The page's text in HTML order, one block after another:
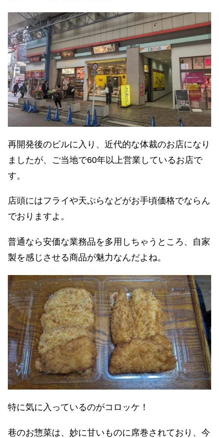
再開発後のビルに入り、近代的な体裁のお店になり
ましたが、ご当地で60年以上営業しているお店で
す。
店頭にはフライや天ぷらなどがお手頃価格でならん
でおりますよ。
普通なら安価な業務品を多用しちゃうところ、自家
製を感じさせる商品が魅力なんだよね。
特に気に入っているのがコロッケ！
巷のお惣菜は、妙に甘いものに席巻されており、今